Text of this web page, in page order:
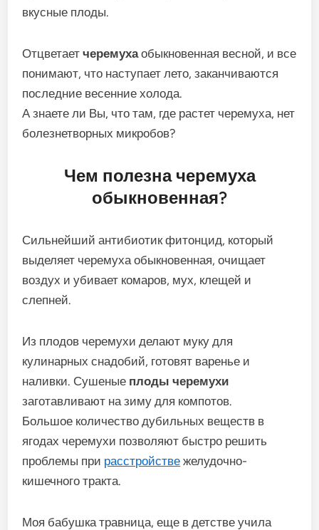
вкусные плоды.
Отцветаетчеремухаобыкновенная весной, и все
понимают, что наступает лето, заканчиваются
последние весенние холода.
А знаете ли Вы, что там, где растет черемуха, нет
болезнетворных микробов?
Чем полезна черемуха
обыкновенная?
Сильнейший антибиотик фитонцид, который
выделяет черемуха обыкновенная, очищает
воздух и убивает комаров, мух, клещей и
слепней.
Из плодов черемухи делают муку для
кулинарных снадобий, готовят варенье и
наливки. Сушеные плоды черемухи
заготавливают на зиму для компотов.
Большое количество дубильных веществ в
ягодах черемухи позволяют быстро решить
проблемы при расстройстве желудочно-
кишечного тракта.
Моя бабушка травница, еще в детстве учила